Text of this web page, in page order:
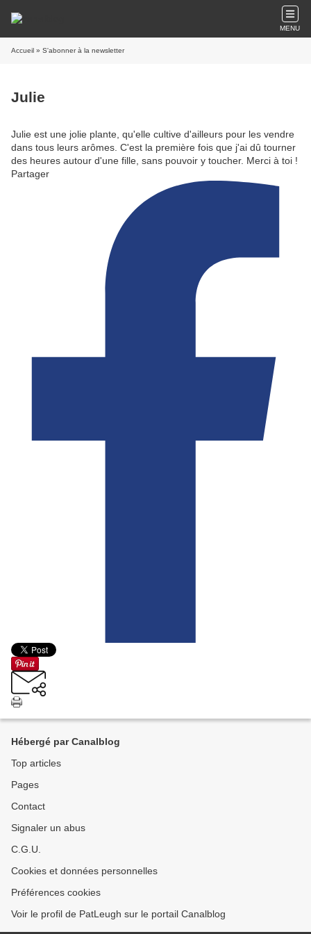
MENU
Accueil » S'abonner à la newsletter
Julie
Julie est une jolie plante, qu'elle cultive d'ailleurs pour les vendre
dans tous leurs arômes. C'est la première fois que j'ai dû tourner
des heures autour d'une fille, sans pouvoir y toucher. Merci à toi !
Partager
Hébergé par Canalblog
Top articles
Pages
Contact
Signaler un abus
C.G.U.
Cookies et données personnelles
Préférences cookies
Voir le profil de PatLeugh sur le portail Canalblog